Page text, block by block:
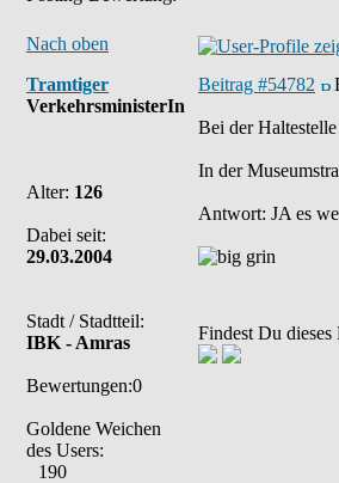
Nach oben
Tramtiger
VerkehrsministerIn
Alter: 126
Dabei seit:
29.03.2004
Stadt / Stadtteil:
IBK - Amras
Bewertungen:0
Goldene Weichen
des Users:
190
Beitrag #54782
Bei der
In der
Antwort: JA es
Findest Du dieses